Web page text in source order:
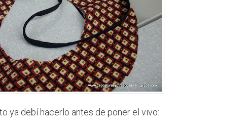
ya debí hacerlo antes de poner el vivo: